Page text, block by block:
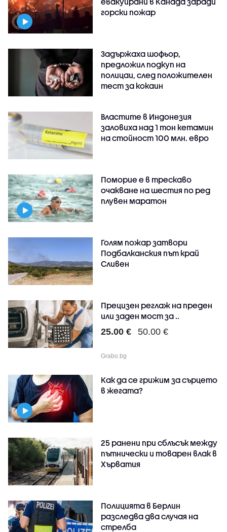
горски пожар
Задържаха шофьор,
предложил подкуп на
полицаи, след положителен
тест за кокаин
Властите в Индонезия
заловиха над 1 тон кетамин
на стойност 100 млн. евро
Поморие е в трескаво
очакване на шестия по ред
плувен маратон
Голям пожар затвори
Подбалканския път край
Сливен
Прецизен реглаж на преден
или заден мост за ..
25.00 € 50.00 €
Grabo.bg
Как да се грижим за сърцето
в жегата?
25 ранени при сблъсък между
пътнически и товарен влак в
Хърватия
Полицията в Берлин
разследва два случая на
стрелба